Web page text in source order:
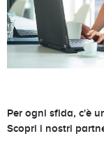
Per ogni sfida, c'è
Scopri i nostri